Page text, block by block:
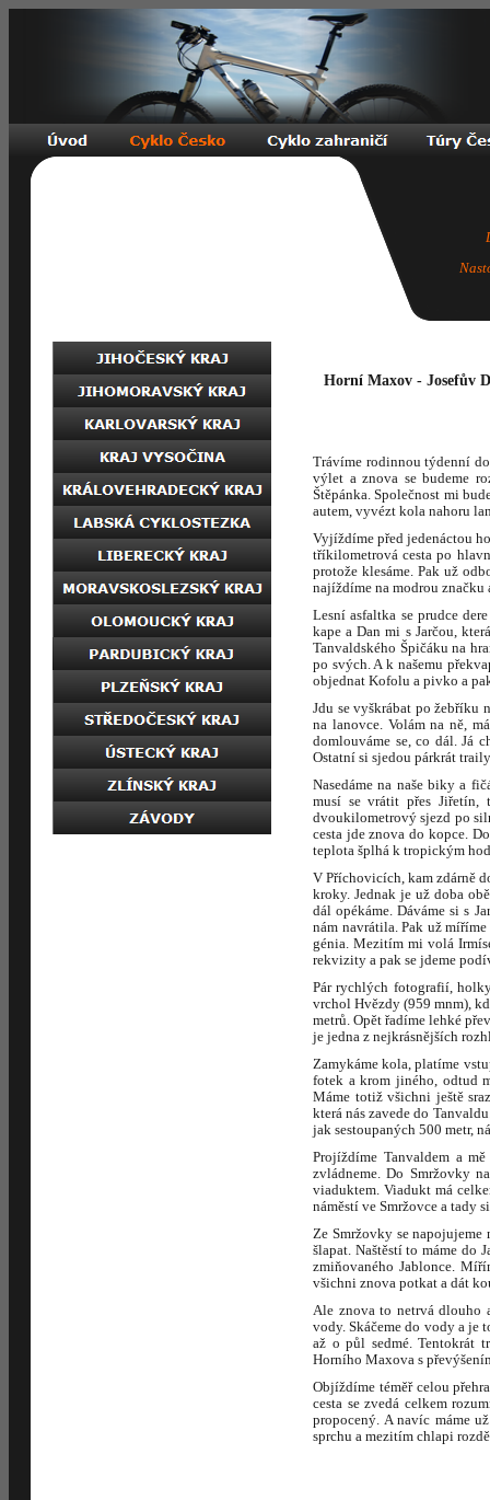
Horní Maxov - Josefův
Trávíme rodinnou týdenní
výlet a znova se budeme
Štěpánka. Společnost mi
autem, vyvézt kola nahoru
Vyjíždíme před jedenáctou
tříkilometrová cesta po
protože klesáme. Pak už
najíždíme na modrou značku
Lesní asfaltka se prudce
kape a Dan mi s Jarčou,
Tanvaldského Špičáku na
po svých. A k našemu
objednat Kofolu a pivko a
Jdu se vyškrábat po žebříku
na lanovce. Volám na ně,
domlouváme se, co dál. Já
Ostatní si sjedou párkrát
Nasedáme na naše biky a
musí se vrátit přes Jiřetín,
dvoukilometrový sjezd po
cesta jde znova do kopce.
teplota šplhá k tropickým
V Příchovicích, kam zdárně
kroky. Jednak je už doba
dál opékáme. Dáváme si s
nám navrátila. Pak už
génia. Mezitím mi volá
rekvizity a pak se jdeme
Pár rychlých fotografií,
vrchol Hvězdy (959 mnm),
metrů. Opět řadíme lehké
je jedna z nejkrásnějších
Zamykáme kola, platíme
fotek a krom jiného, odtud
Máme totiž všichni ještě
která nás zavede do
jak sestoupaných 500 metr,
Projíždíme Tanvaldem a
zvládneme. Do Smržovky
viaduktem. Viadukt má
náměstí ve Smržovce a tady
Ze Smržovky se
šlapat. Naštěstí to máme do
zmiňovaného Jablonce.
všichni znova potkat a dát
Ale znova to netrvá dlouho
vody. Skáčeme do vody a je
až o půl sedmé. Tentokrát
Horního Maxova s
Objíždíme téměř celou
cesta se zvedá celkem
propocený. A navíc máme
sprchu a mezitím chlapi